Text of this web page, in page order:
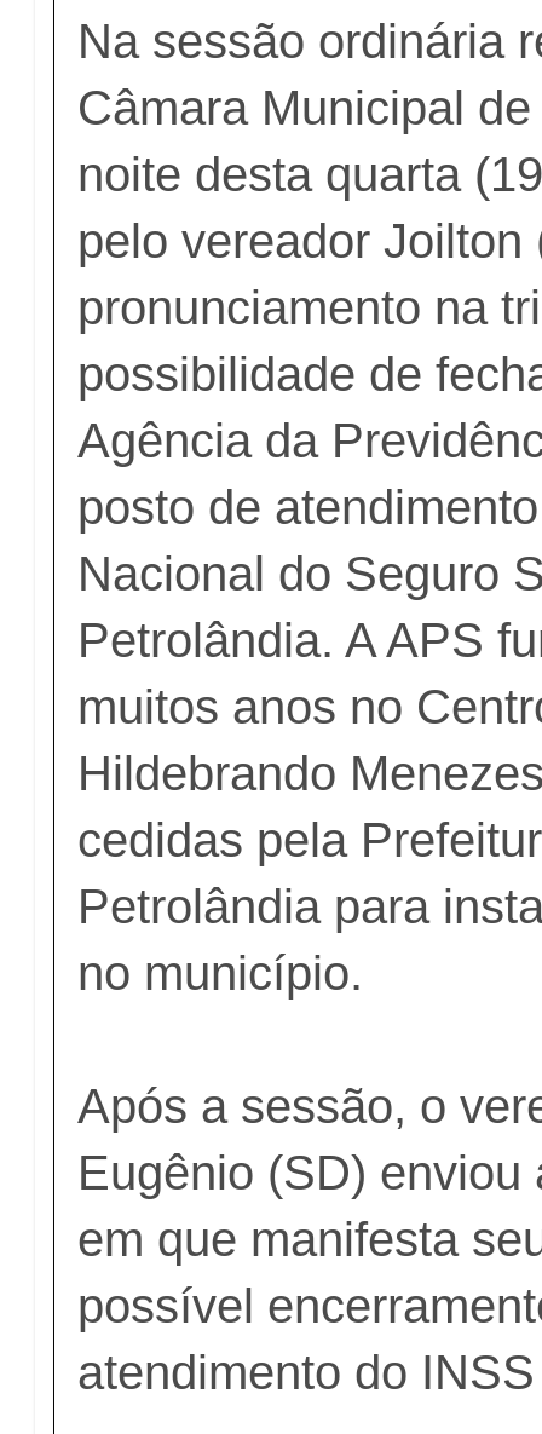
Na sessão ordinária
Câmara Municipal
noite desta quarta
pelo vereador Joilton
pronunciamento na
possibilidade de
Agência da
posto de
Nacional do Seguro
Petrolândia. A APS
muitos anos no
Hildebrando
cedidas pela
Petrolândia para
no município.
Após a sessão, o
Eugênio (SD) enviou
em que manifesta
possível
atendimento do